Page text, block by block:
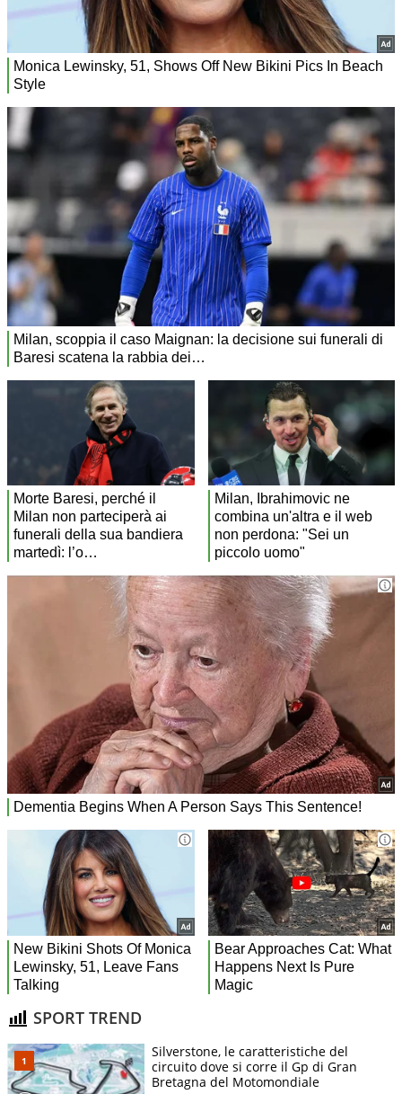
SPORT TREND
Silverstone, le caratteristiche del
circuito dove si corre il Gp di Gran
Bretagna del Motomondiale